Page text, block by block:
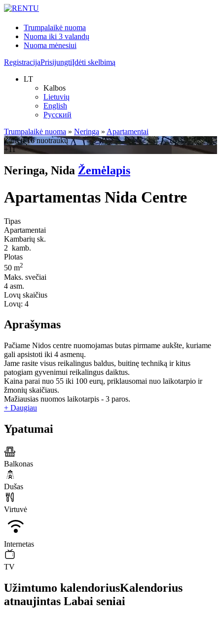
Trumpalaikė nuoma
Nuoma iki 3 valandų
Nuoma mėnesiui
RegistracijaPrisijungtiĮdėti skelbimą
LT
Kalbos
Lietuvių
English
Русский
Trumpalaikė nuoma » Neringa » Apartamentai
Žiūrėti 16 nuotraukų
+11
Neringa, Nida Žemėlapis
Apartamentas Nida Centre
Tipas
Apartamentai
Kambarių sk.
2 kamb.
Plotas
50 m2
Maks. svečiai
4 asm.
Lovų skaičius
Lovų: 4
Aprašymas
Pačiame Nidos centre nuomojamas butas pirmame aukšte, kuriame
gali apsistoti iki 4 asmenų.
Jame rasite visus reikalingus baldus, buitinę techniką ir kitus
patogiam gyvenimui reikalingus daiktus.
Kaina parai nuo 55 iki 100 eurų, priklausomai nuo laikotarpio ir
žmonių skaičiaus.
Mažiausias nuomos laikotarpis - 3 paros.
+ Daugiau
Ypatumai
Balkonas
Dušas
Virtuvė
Internetas
TV
Užimtumo kalendoriusKalendorius
atnaujintas Labai seniai